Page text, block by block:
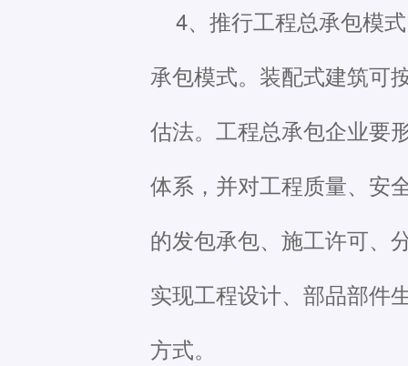
4、推行工程总承包模
承包模式。装配式建筑可
估法。工程总承包企业要
体系，并对工程质量、安
的发包承包、施工许可、
实现工程设计、部品部件
方式。